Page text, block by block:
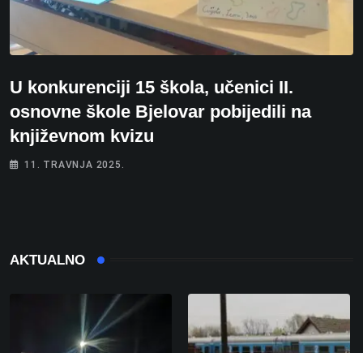
U konkurenciji 15 škola, učenici II.
osnovne škole Bjelovar pobijedili na
književnom kvizu
11. TRAVNJA 2025.
AKTUALNO